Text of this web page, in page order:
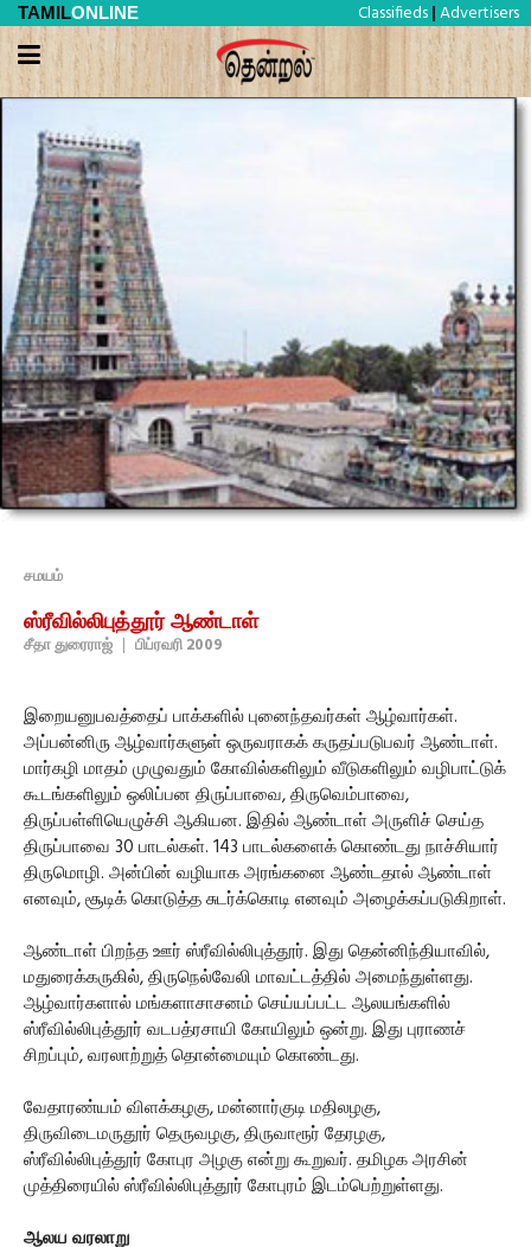
TAMILONLINE Classifieds | Advertisers
சமயம்
ஸ்ரீவில்லிபுத்தூர் ஆண்டாள்
சீதா துரைராஜ் | பிப்ரவரி 2009
இறையனுபவத்தைப் பாக்களில் புனைந்தவர்கள் ஆழ்வார்கள்.
அப்பன்னிரு ஆழ்வார்களுள் ஒருவராகக் கருதப்படுபவர் ஆண்டாள்.
மார்கழி மாதம் முழுவதும் கோவில்களிலும் வீடுகளிலும் வழிபாட்டுக்
கூடங்களிலும் ஒலிப்பன திருப்பாவை, திருவெம்பாவை,
திருப்பள்ளியெழுச்சி ஆகியன. இதில் ஆண்டாள் அருளிச் செய்த
திருப்பாவை 30 பாடல்கள். 143 பாடல்களைக் கொண்டது நாச்சியார்
திருமொழி. அன்பின் வழியாக அரங்கனை ஆண்டதால் ஆண்டாள்
எனவும், சூடிக் கொடுத்த சுடர்க்கொடி எனவும் அழைக்கப்படுகிறாள்.
ஆண்டாள் பிறந்த ஊர் ஸ்ரீவில்லிபுத்தூர். இது தென்னிந்தியாவில்,
மதுரைக்கருகில், திருநெல்வேலி மாவட்டத்தில் அமைந்துள்ளது.
ஆழ்வார்களால் மங்களாசாசனம் செய்யப்பட்ட ஆலயங்களில்
ஸ்ரீவில்லிபுத்தூர் வடபத்ரசாயி கோயிலும் ஒன்று. இது புராணச்
சிறப்பும், வரலாற்றுத் தொன்மையும் கொண்டது.
வேதாரண்யம் விளக்கழகு, மன்னார்குடி மதிலழகு,
திருவிடைமருதூர் தெருவழகு, திருவாரூர் தேரழகு,
ஸ்ரீவில்லிபுத்தூர் கோபுர அழகு என்று கூறுவர். தமிழக அரசின்
முத்திரையில் ஸ்ரீவில்லிபுத்தூர் கோபுரம் இடம்பெற்றுள்ளது.
ஆலய வரலாறு